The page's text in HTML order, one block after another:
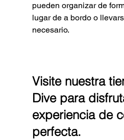
pueden organizar de
lugar de a bordo o
necesario.
Visite nuestra
Dive para
experiencia de
perfecta.